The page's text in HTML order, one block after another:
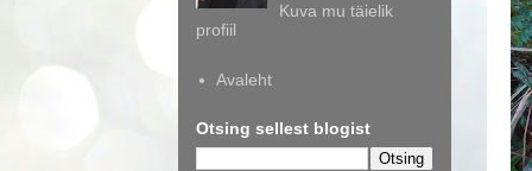
Kuva mu täielik
profiil
Avaleht
Otsing sellest blogist